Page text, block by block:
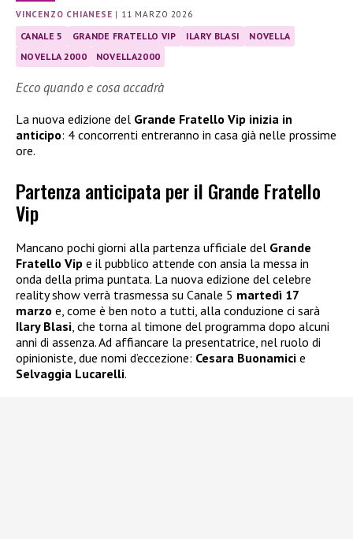
VINCENZO CHIANESE | 11 MARZO 2026
CANALE 5 GRANDE FRATELLO VIP ILARY BLASI
NOVELLA
NOVELLA 2000
NOVELLA2000
Ecco quando e cosa accadrà
La nuova edizione del Grande Fratello Vip inizia in
anticipo: 4 concorrenti entreranno in casa già nelle prossime
ore.
Partenza anticipata per il Grande Fratello
Vip
Mancano pochi giorni alla partenza ufficiale del Grande
Fratello Vip e il pubblico attende con ansia la messa in
onda della prima puntata. La nuova edizione del celebre
reality show verrà trasmessa su Canale 5 martedì 17
marzo e, come è ben noto a tutti, alla conduzione ci sarà
Ilary Blasi , che torna al timone del programma dopo alcuni
anni di assenza. Ad affiancare la presentatrice, nel ruolo di
opinioniste, due nomi d’eccezione: Cesara Buonamici e
Selvaggia Lucarelli.